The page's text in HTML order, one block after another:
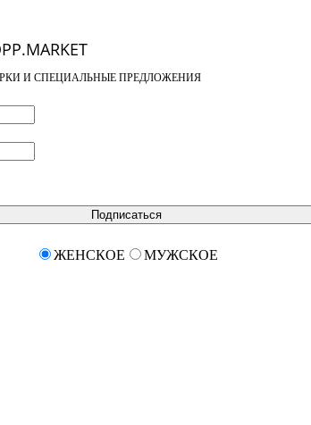
И СПЕЦИАЛЬНЫЕ ПРЕДЛОЖЕНИЯ
Подписаться
ЖЕНСКОЕ МУЖСКОЕ